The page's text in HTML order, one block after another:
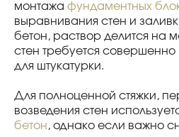
монтажа фундаментных
выравнивания стен и
бетон, раствор делится на
стен требуется совершенно
для штукатурки.
Для полноценной стяжки,
возведения стен
бетон, однако если важно